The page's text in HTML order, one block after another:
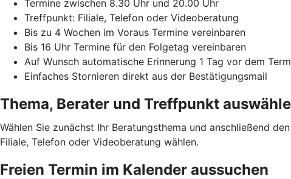
Termine zwischen 8.30 Uhr und 20.00 Uhr
Treffpunkt: Filiale, Telefon oder Videoberatung
Bis zu 4 Wochen im Voraus Termine vereinbaren
Bis 16 Uhr Termine für den Folgetag vereinbaren
Auf Wunsch automatische Erinnerung 1 Tag vor dem
Einfaches Stornieren direkt aus der Bestätigungsmail
Thema, Berater und Treffpunkt
Wählen Sie zunächst Ihr Beratungsthema und anschließend
Filiale, Telefon oder Videoberatung wählen.
Freien Termin im Kalender aussuchen